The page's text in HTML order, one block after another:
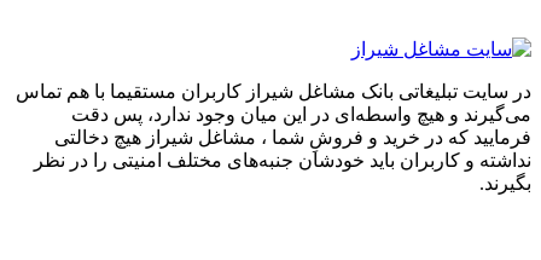
در سایت تبلیغاتی بانک مشاغل شیراز کاربران مستقیما با هم تماس
می‌گیرند و هیچ واسطه‌ای در این میان وجود ندارد، پس دقت
فرمایید که در خرید و فروشِ شما ، مشاغل شیراز هیچ دخالتی
نداشته و کاربران باید خودشان جنبه‌های مختلف امنیتی را در نظر
بگیرند.